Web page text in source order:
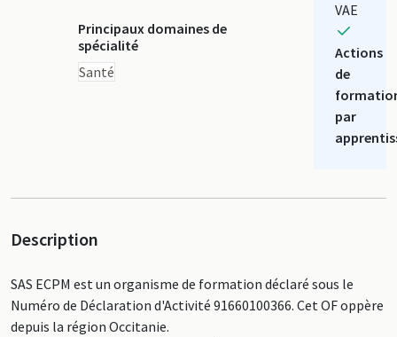
Principaux domaines de
spécialité
Santé
VAE
Actions
de
par
Description
SAS ECPM est un organisme de formation déclaré sous le
Numéro de Déclaration d'Activité 91660100366. Cet OF oppère
depuis la région Occitanie.